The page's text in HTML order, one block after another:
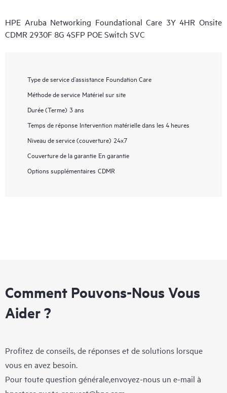
HPE Aruba Networking Foundational Care 3Y 4HR Onsite
CDMR 2930F 8G 4SFP POE Switch SVC
Type de service d’assistance Foundation Care
Méthode de service Matériel sur site
Durée (Terme) 3 ans
Temps de réponse Intervention matérielle dans les 4 heures
Niveau de service (couverture) 24x7
Couverture de la garantie En garantie
Options supplémentaires CDMR
Comment Pouvons-Nous Vous
Aider ?
Profitez de conseils, de réponses et de solutions lorsque
vous en avez besoin.
Pour toute question générale,envoyez-nous un e-mail à